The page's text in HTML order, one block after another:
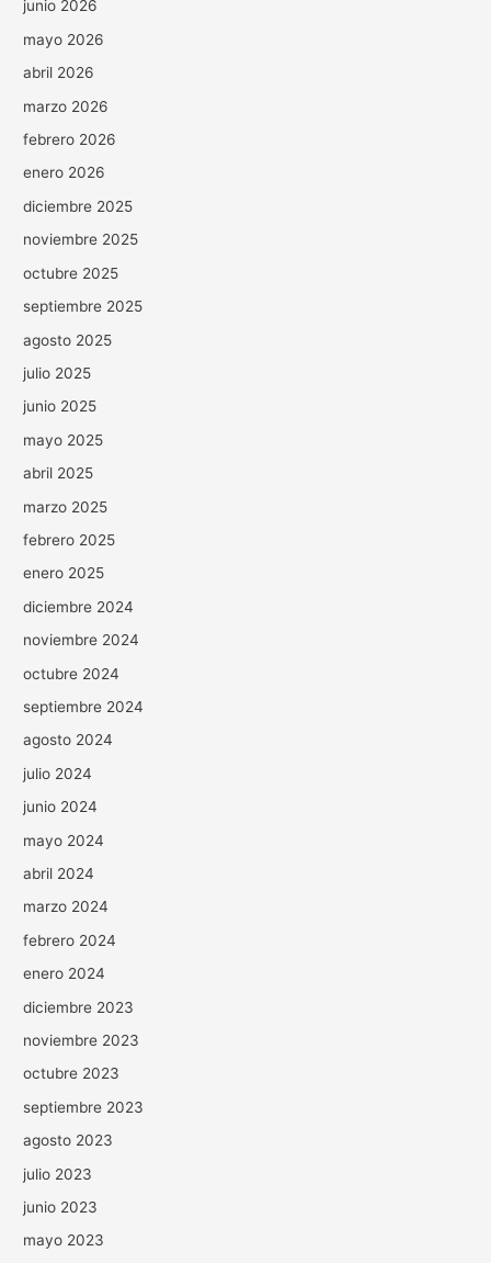
junio 2026
mayo 2026
abril 2026
marzo 2026
febrero 2026
enero 2026
diciembre 2025
noviembre 2025
octubre 2025
septiembre 2025
agosto 2025
julio 2025
junio 2025
mayo 2025
abril 2025
marzo 2025
febrero 2025
enero 2025
diciembre 2024
noviembre 2024
octubre 2024
septiembre 2024
agosto 2024
julio 2024
junio 2024
mayo 2024
abril 2024
marzo 2024
febrero 2024
enero 2024
diciembre 2023
noviembre 2023
octubre 2023
septiembre 2023
agosto 2023
julio 2023
junio 2023
mayo 2023